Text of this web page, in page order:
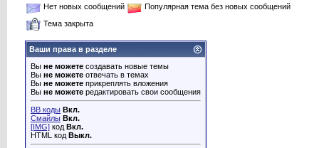
Нет новых сообщений
Популярная тема без новых сообщений
Тема закрыта
Ваши права в разделе
Вы не можете создавать новые темы
Вы не можете отвечать в темах
Вы не можете прикреплять вложения
Вы не можете редактировать свои сообщения
BB коды Вкл.
Смайлы Вкл.
[IMG] код Вкл.
HTML код Выкл.